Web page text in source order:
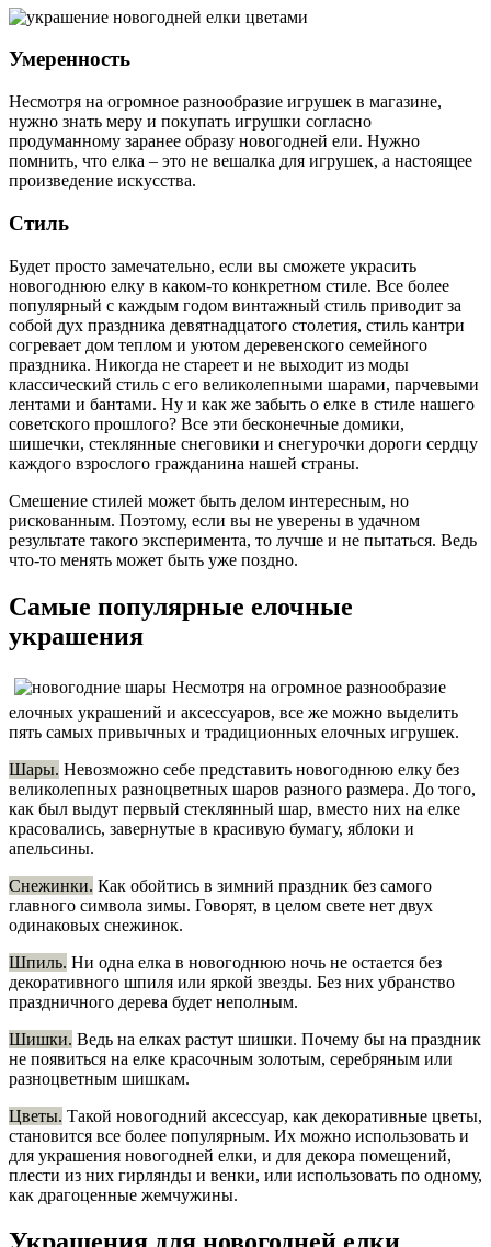
Умеренность
Несмотря на огромное разнообразие игрушек в магазине,
нужно знать меру и покупать игрушки согласно
продуманному заранее образу новогодней ели. Нужно
помнить, что елка – это не вешалка для игрушек, а настоящее
произведение искусства.
Стиль
Будет просто замечательно, если вы сможете украсить
новогоднюю елку в каком-то конкретном стиле. Все более
популярный с каждым годом винтажный стиль приводит за
собой дух праздника девятнадцатого столетия, стиль кантри
согревает дом теплом и уютом деревенского семейного
праздника. Никогда не стареет и не выходит из моды
классический стиль с его великолепными шарами, парчевыми
лентами и бантами. Ну и как же забыть о елке в стиле нашего
советского прошлого? Все эти бесконечные домики,
шишечки, стеклянные снеговики и снегурочки дороги сердцу
каждого взрослого гражданина нашей страны.
Смешение стилей может быть делом интересным, но
рискованным. Поэтому, если вы не уверены в удачном
результате такого эксперимента, то лучше и не пытаться. Ведь
что-то менять может быть уже поздно.
Самые популярные елочные
украшения
Несмотря на огромное разнообразие
елочных украшений и аксессуаров, все же можно выделить
пять самых привычных и традиционных елочных игрушек.
Шары. Невозможно себе представить новогоднюю елку без
великолепных разноцветных шаров разного размера. До того,
как был выдут первый стеклянный шар, вместо них на елке
красовались, завернутые в красивую бумагу, яблоки и
апельсины.
Снежинки. Как обойтись в зимний праздник без самого
главного символа зимы. Говорят, в целом свете нет двух
одинаковых снежинок.
Шпиль. Ни одна елка в новогоднюю ночь не остается без
декоративного шпиля или яркой звезды. Без них убранство
праздничного дерева будет неполным.
Шишки. Ведь на елках растут шишки. Почему бы на праздник
не появиться на елке красочным золотым, серебряным или
разноцветным шишкам.
Цветы. Такой новогодний аксессуар, как декоративные цветы,
становится все более популярным. Их можно использовать и
для украшения новогодней елки, и для декора помещений,
плести из них гирлянды и венки, или использовать по одному,
как драгоценные жемчужины.